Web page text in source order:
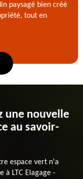
paysagé bien créé
tout en
une nouvelle
au savoir-
espace vert n'a
à LTC Elagage -